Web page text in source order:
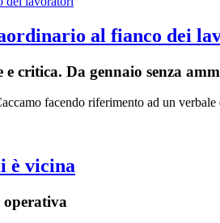
al fianco dei
critica. Da gennaio senza
facendo riferimento ad un
è vicina
operativa